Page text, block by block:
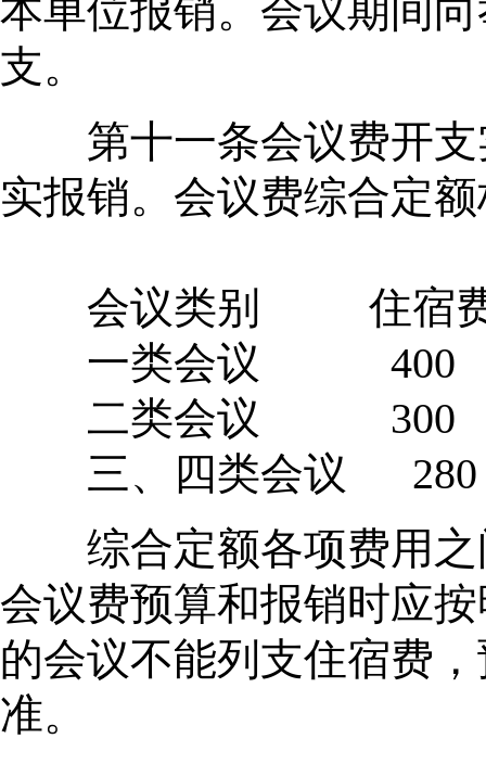
本单位报销。会议期间
支。
第十一条会议费开支
实报销。会议费综合定
会议类别 住宿费
一类会议
二类会议
三、四类会议
综合定额各项费用之
会议费预算和报销时应
的会议不能列支住宿费
准。